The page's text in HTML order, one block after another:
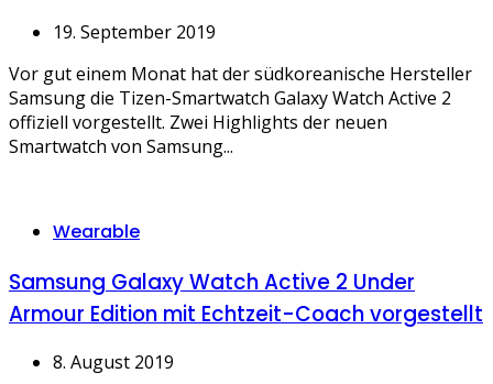
19. September 2019
Vor gut einem Monat hat der südkoreanische Hersteller
Samsung die Tizen-Smartwatch Galaxy Watch Active 2
offiziell vorgestellt. Zwei Highlights der neuen
Smartwatch von Samsung...
Categories
Wearable
Samsung Galaxy Watch Active 2 Under
Armour Edition mit Echtzeit-Coach vorgestellt
8. August 2019